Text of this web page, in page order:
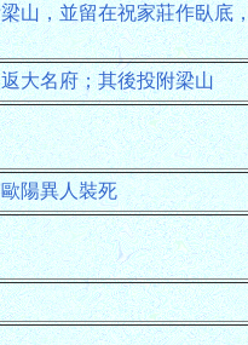
山，並留在祝家莊作臥底
大名府；其後投附梁山
陽異人裝死